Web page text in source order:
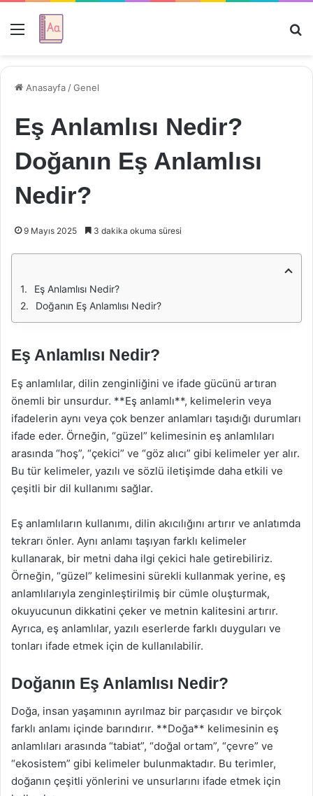
Menü
Anasayfa /Genel
Eş Anlamlısı Nedir?
Doğanın Eş Anlamlısı
Nedir?
9 Mayıs 2025 3 dakika okuma süresi
Eş Anlamlısı Nedir?
Doğanın Eş Anlamlısı Nedir?
Eş Anlamlısı Nedir?
Eş anlamlılar, dilin zenginliğini ve ifade gücünü artıran
önemli bir unsurdur. **Eş anlamlı**, kelimelerin veya
ifadelerin aynı veya çok benzer anlamları taşıdığı durumları
ifade eder. Örneğin, “güzel” kelimesinin eş anlamlıları
arasında “hoş”, “çekici” ve “göz alıcı” gibi kelimeler yer alır.
Bu tür kelimeler, yazılı ve sözlü iletişimde daha etkili ve
çeşitli bir dil kullanımı sağlar.
Eş anlamlıların kullanımı, dilin akıcılığını artırır ve anlatımda
tekrarı önler. Aynı anlamı taşıyan farklı kelimeler
kullanarak, bir metni daha ilgi çekici hale getirebiliriz.
Örneğin, “güzel” kelimesini sürekli kullanmak yerine, eş
anlamlılarıyla zenginleştirilmiş bir cümle oluşturmak,
okuyucunun dikkatini çeker ve metnin kalitesini artırır.
Ayrıca, eş anlamlılar, yazılı eserlerde farklı duyguları ve
tonları ifade etmek için de kullanılabilir.
Doğanın Eş Anlamlısı Nedir?
Doğa, insan yaşamının ayrılmaz bir parçasıdır ve birçok
farklı anlamı içinde barındırır. **Doğa** kelimesinin eş
anlamlıları arasında “tabiat”, “doğal ortam”, “çevre” ve
“ekosistem” gibi kelimeler bulunmaktadır. Bu terimler,
doğanın çeşitli yönlerini ve unsurlarını ifade etmek için